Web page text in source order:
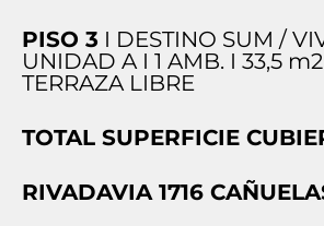
PISO 3 I DESTINO SUM /
UNIDAD A I 1 AMB. I 33,5
TERRAZA LIBRE
TOTAL SUPERFICIE
RIVADAVIA 1716